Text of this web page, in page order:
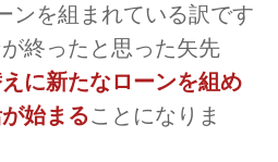
ンを組まれている訳です
終ったと思った矢先
に新たなローンを組め
始まることになりま